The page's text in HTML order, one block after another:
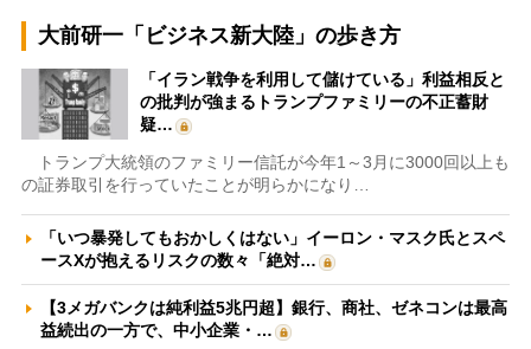
大前研一「ビジネス新大陸」の歩き方
「イラン戦争を利用して儲けている」利益相反と
の批判が強まるトランプファミリーの不正蓄財
疑…
トランプ大統領のファミリー信託が今年1～3月に3000回以上も
の証券取引を行っていたことが明らかになり…
「いつ暴発してもおかしくはない」イーロン・マスク氏とスペ
ースXが抱えるリスクの数々「絶対…
【3メガバンクは純利益5兆円超】銀行、商社、ゼネコンは最高
益続出の一方で、中小企業・…